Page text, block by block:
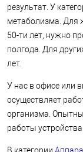
результат. У
метаболизма. Для
50-ти лет, нужно
полгода. Для
лет.
У нас в офисе или
осуществляет
организма.
работы